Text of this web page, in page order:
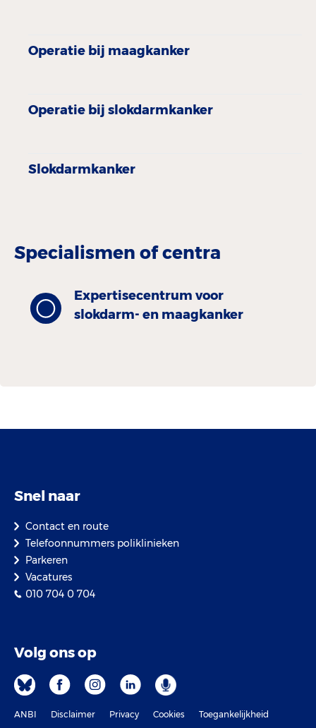
Operatie bij maagkanker
Operatie bij slokdarmkanker
Slokdarmkanker
Specialismen of centra
Expertisecentrum voor
slokdarm- en maagkanker
Snel naar
Contact en route
Telefoonnummers poliklinieken
Parkeren
Vacatures
010 704 0 704
Volg ons op
ANBI Disclaimer Privacy Cookies
Toegankelijkheid